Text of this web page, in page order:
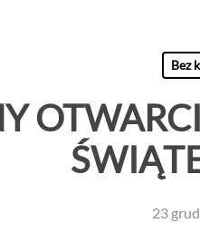
Bez
23